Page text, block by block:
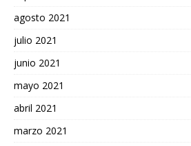
agosto 2021
julio 2021
junio 2021
mayo 2021
abril 2021
marzo 2021